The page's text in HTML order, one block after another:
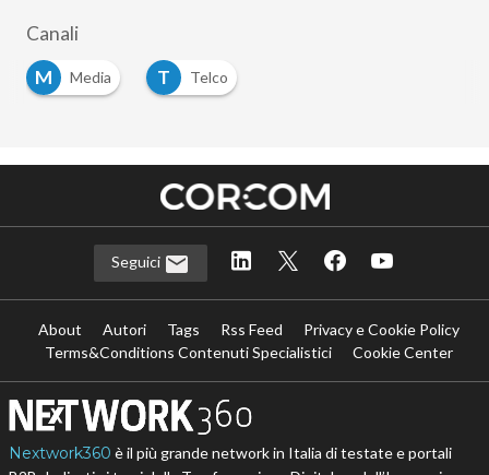
Canali
M
Media T Telco
Seguici
About Autori Tags Rss Feed
Privacy e Cookie Policy
Terms&Conditions Contenuti Specialistici
Cookie Center
Nextwork360 è il più grande network in Italia di testate e portali